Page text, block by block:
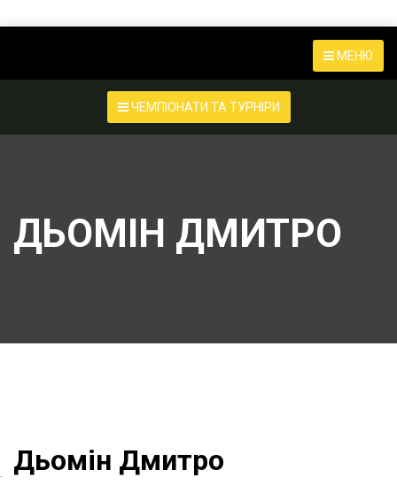
МЕНЮ
ЧЕМПІОНАТИ ТА ТУРНІРИ
ДЬОМІН ДМИТРО
Дьомін Дмитро